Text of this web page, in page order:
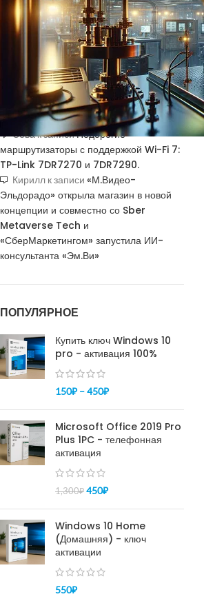
подтверждения
НОВЫЕ КОММЕНТАРИИ
Vlad Zorkyк записиНедорогие
маршрутизаторы с поддержкой Wi-Fi 7:
TP-Link 7DR7270 и 7DR7290.
Севак записиНедорогие
маршрутизаторы с поддержкой Wi-Fi 7:
TP-Link 7DR7270 и 7DR7290.
Кирилл к записи «М.Видео-
Эльдорадо» открыла магазин в новой
концепции и совместно со Sber
Metaverse Tech и
«СберМаркетингом» запустила ИИ-
консультанта «Эм.Ви»
ПОПУЛЯРНОЕ
Купить ключ Windows 10
pro - активация 100%
150₽ –450₽
Microsoft Office 2019 Pro
Plus 1PC - телефонная
активация
1,300₽ 450₽
Windows 10 Home
(Домашняя) - ключ
активации
550₽